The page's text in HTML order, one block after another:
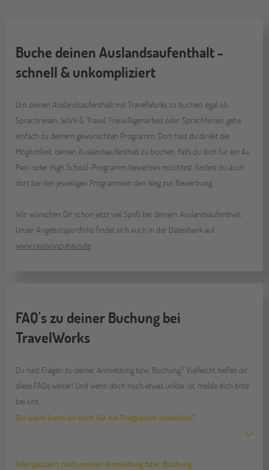
Buche deinen Auslandsaufenthalt -
schnell & unkompliziert
Um deinen Auslandsaufenthalt mit TravelWorks zu buchen, egal ob
Sprachreisen, Work & Travel, Freiwilligenarbeit oder Sprachferien, gehe
einfach zu deinem gewünschten Programm. Dort hast du direkt die
Möglichkeit, deinen Auslandsaufenthalt zu buchen. Falls du dich für ein Au
Pair- oder High School-Programm bewerben möchtest, findest du auch
dort bei den jeweiligen Programmen den Weg zur Bewerbung.
Wir wünschen Dir schon jetzt viel Spaß bei deinem Auslandsaufenthalt.
Unser Angebotsportfolio findet sich auch in der Datenbank auf
www.rausvonzuhaus.de.
FAQ's zu deiner Buchung bei
TravelWorks
Du hast Fragen zu deiner Anmeldung bzw. Buchung? Vielleicht helfen dir
diese FAQs weiter! Und wenn doch noch etwas unklar ist, melde dich bitte
bei uns.
Bis wann kann ich mich für ein Programm anmelden?
Was passiert nach meiner Anmeldung bzw. Buchung